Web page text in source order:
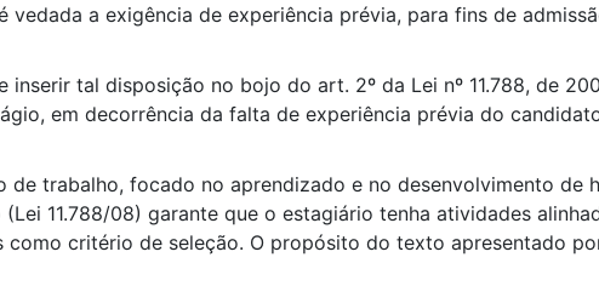
a exigência de experiência prévia, para fins de
tal disposição no bojo do art. 2º da Lei nº 11.788, de
em decorrência da falta de experiência prévia do
trabalho, focado no aprendizado e no desenvolvimento de
11.788/08) garante que o estagiário tenha atividades
como critério de seleção. O propósito do texto apresentado